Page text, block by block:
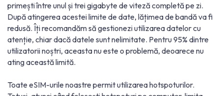
primești între unul și trei gigabyte de viteză completă pe zi.
După atingerea acestei limite de date, lățimea de bandă va fi
redusă. Îți recomandăm să gestionezi utilizarea datelor cu
atenție, chiar dacă datele sunt nelimitate. Pentru 95% dintre
utilizatorii noștri, aceasta nu este o problemă, deoarece nu
ating această limită.
Toate eSIM-urile noastre permit utilizarea hotspoturilor.